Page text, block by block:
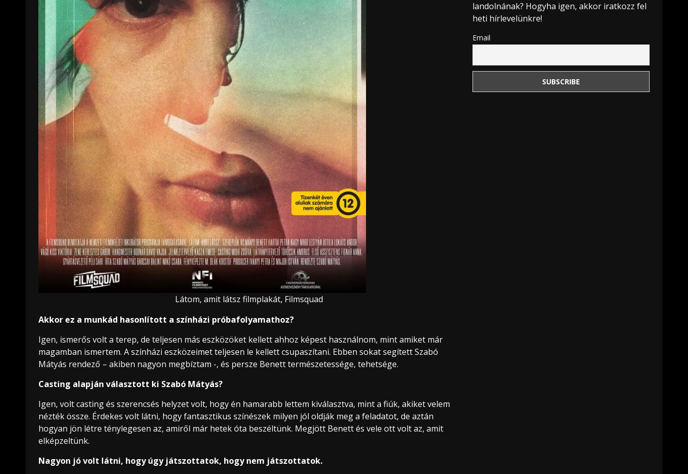
Látom, amit látsz filmplakát, Filmsquad
Akkor ez a munkád hasonlított a színházi próbafolyamathoz?
Igen, ismerős volt a terep, de teljesen más eszközöket kellett ahhoz képest használnom, mint amiket már
magamban ismertem. A színházi eszközeimet teljesen le kellett csupaszítani. Ebben sokat segített Szabó
Mátyás rendező – akiben nagyon megbíztam -, és persze Benett természetessége, tehetsége.
Casting alapján választott ki Szabó Mátyás?
Igen, volt casting és szerencsés helyzet volt, hogy én hamarabb lettem kiválasztva, mint a fiúk, akiket velem
nézték össze. Érdekes volt látni, hogy fantasztikus színészek milyen jól oldják meg a feladatot, de aztán
hogyan jön létre ténylegesen az, amiről már hetek óta beszéltünk. Megjött Benett és vele ott volt az, amit
elképzeltünk.
Nagyon jó volt látni, hogy úgy játszottatok, hogy nem játszottatok.
landolnának? Hogyha igen, akkor iratkozz fel
heti hírlevelünkre!
Email